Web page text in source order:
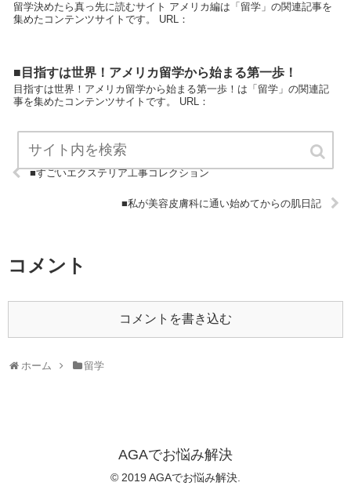
留学決めたら真っ先に読むサイト アメリカ編は「留学」の関連記事を
集めたコンテンツサイトです。 URL：
■目指すは世界！アメリカ留学から始まる第一歩！
目指すは世界！アメリカ留学から始まる第一歩！は「留学」の関連記
事を集めたコンテンツサイトです。 URL：
■すごいエクステリア工事コレクション
■私が美容皮膚科に通い始めてからの肌日記
コメント
コメントを書き込む
ホーム 留学
AGAでお悩み解決
© 2019 AGAでお悩み解決.